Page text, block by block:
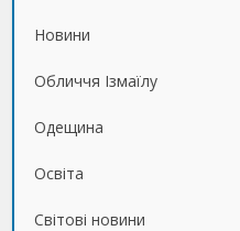
Новини
Обличчя Ізмаїлу
Одещина
Освіта
Світові новини